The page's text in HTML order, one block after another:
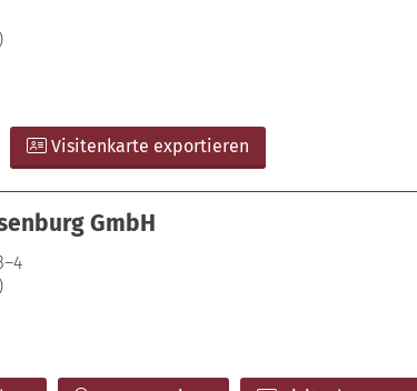
Visitenkarte exportieren
GmbH